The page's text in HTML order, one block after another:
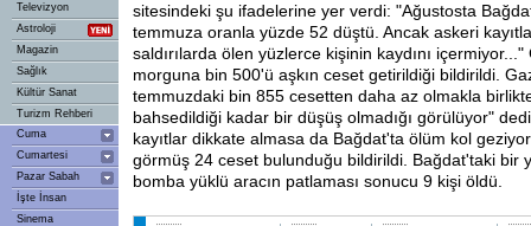
Televizyon
Astroloji
Magazin
Sağlık
Kültür Sanat
Turizm Rehberi
Cuma
Cumartesi
Pazar Sabah
İşte İnsan
Sinema
sitesindeki şu ifadelerine yer verdi: "Ağustosta
temmuza oranla yüzde 52 düştü. Ancak askeri
saldırılarda ölen yüzlerce kişinin kaydını
morguna bin 500'ü aşkın ceset getirildiği bildirildi.
temmuzdaki bin 855 cesetten daha az olmakla
bahsedildiği kadar bir düşüş olmadığı görülüyor"
kayıtlar dikkate almasa da Bağdat'ta ölüm kol
görmüş 24 ceset bulunduğu bildirildi. Bağdat'taki bir
bomba yüklü aracın patlaması sonucu 9 kişi öldü.